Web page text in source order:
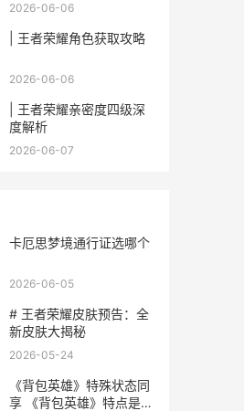
2026-06-06
| 王者荣耀角色获取攻略
2026-06-06
| 王者荣耀亲密度四级深
度解析
2026-06-07
卡厄思梦境通行证选哪个
2026-06-05
# 王者荣耀皮肤预告：全
新皮肤大揭秘
2026-05-24
《背包英雄》特殊状态同
享 《背包英雄》特点是什